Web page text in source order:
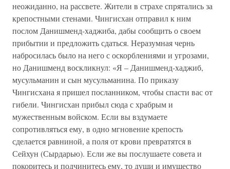
неожиданно, на рассвете. Жители в страхе спрятались за
крепостными стенами. Чингисхан отправил к ним
послом Данишменд-хаджиба, дабы сообщить о своем
прибытии и предложить сдаться. Неразумная чернь
набросилась было на него с оскорблениями и угрозами,
но Данишменд воскликнул: «Я – Данишменд-хаджиб,
мусульманин и сын мусульманина. По приказу
Чингисхана я пришел посланником, чтобы спасти вас от
гибели. Чингисхан прибыл сюда с храбрым и
мужественным войском. Если вы вздумаете
сопротивляться ему, в одно мгновение крепость
сделается равниной, а поля от крови превратятся в
Сейхун (Сырдарью). Если же вы послушаете совета и
покоритесь и подчинитесь ему, то души и имущество